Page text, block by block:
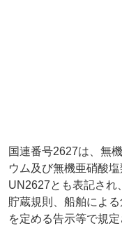
国連番号2627は、無
ウム及び無機亜硝酸
UN2627とも表記され
貯蔵規則、船舶によ
を定める告示等で規